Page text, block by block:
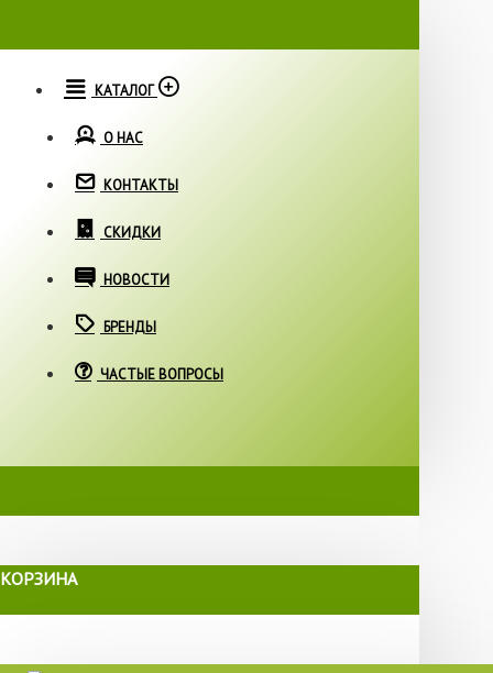
КАТАЛОГ
О НАС
КОНТАКТЫ
СКИДКИ
НОВОСТИ
БРЕНДЫ
ЧАСТЫЕ ВОПРОСЫ
КОРЗИНА